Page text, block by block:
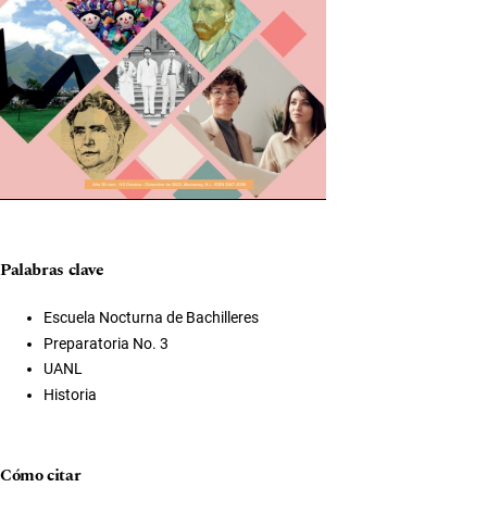
Palabras clave
Escuela Nocturna de Bachilleres
Preparatoria No. 3
UANL
Historia
Cómo citar